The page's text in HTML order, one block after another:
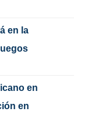
en la
en
en